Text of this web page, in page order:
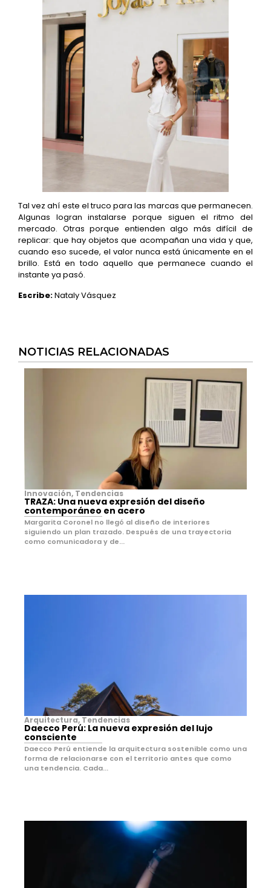
Tal vez ahí este el truco para las marcas que permanecen.
Algunas logran instalarse porque siguen el ritmo del
mercado. Otras porque entienden algo más difícil de
replicar: que hay objetos que acompañan una vida y que,
cuando eso sucede, el valor nunca está únicamente en el
brillo. Está en todo aquello que permanece cuando el
instante ya pasó.
Escribe:Nataly Vásquez
NOTICIAS RELACIONADAS
Innovación, Tendencias
TRAZA: Una nueva expresión del diseño
contemporáneo en acero
Margarita Coronel no llegó al diseño de interiores
siguiendo un plan trazado. Después de una trayectoria
como comunicadora y de...
Arquitectura, Tendencias
Daecco Perú: La nueva expresión del lujo
consciente
Daecco Perú entiende la arquitectura sostenible como una
forma de relacionarse con el territorio antes que como
una tendencia. Cada...